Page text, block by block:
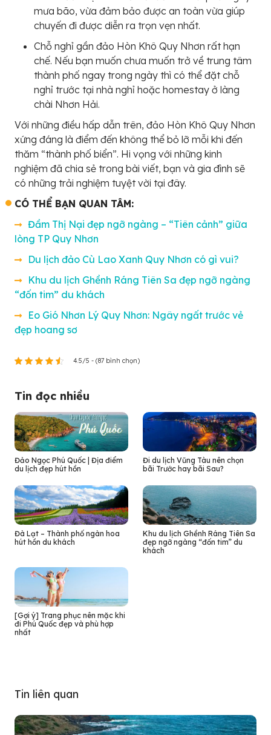
mưa bão, vừa đảm bảo được an toàn vừa giúp
chuyến đi được diễn ra trọn vẹn nhất.
Chỗ nghỉ gần đảo Hòn Khô Quy Nhơn rất hạn
chế. Nếu bạn muốn chưa muốn trở về trung tâm
thành phố ngay trong ngày thì có thể đặt chỗ
nghỉ trước tại nhà nghỉ hoặc homestay ở làng
chài Nhơn Hải.
Với những điều hấp dẫn trên, đảo Hòn Khô Quy Nhơn
xứng đáng là điểm đến không thể bỏ lỡ mỗi khi đến
thăm “thành phố biển”. Hi vọng với những kinh
nghiệm đã chia sẻ trong bài viết, bạn và gia đình sẽ
có những trải nghiệm tuyệt vời tại đây.
CÓ THỂ BẠN QUAN TÂM:
Đầm Thị Nại đẹp ngỡ ngàng – “Tiên cảnh” giữa
lòng TP Quy Nhơn
Du lịch đảo Cù Lao Xanh Quy Nhơn có gì vui?
Khu du lịch Ghềnh Ráng Tiên Sa đẹp ngỡ ngàng
“đốn tim” du khách
Eo Gió Nhơn Lý Quy Nhơn: Ngây ngất trước vẻ
đẹp hoang sơ
4.5/5 - (87 bình chọn)
Tin đọc nhiều
Đảo Ngọc Phú Quốc | Địa điểm
du lịch đẹp hút hồn
Đi du lịch Vũng Tàu nên chọn
bãi Trước hay bãi Sau?
Đà Lạt – Thành phố ngàn hoa
hút hồn du khách
Khu du lịch Ghềnh Ráng Tiên Sa
đẹp ngỡ ngàng “đốn tim” du
khách
[Gợi ý] Trang phục nên mặc khi
đi Phú Quốc đẹp và phù hợp
nhất
Tin liên quan